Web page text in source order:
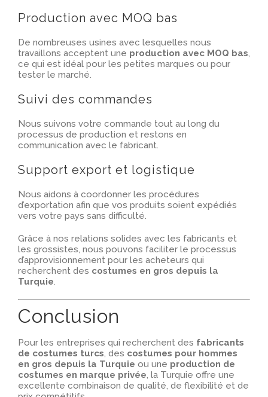
Production avec MOQ bas
De nombreuses usines avec lesquelles nous
travaillons acceptent une production avec MOQ bas,
ce qui est idéal pour les petites marques ou pour
tester le marché.
Suivi des commandes
Nous suivons votre commande tout au long du
processus de production et restons en
communication avec le fabricant.
Support export et logistique
Nous aidons à coordonner les procédures
d’exportation afin que vos produits soient expédiés
vers votre pays sans difficulté.
Grâce à nos relations solides avec les fabricants et
les grossistes, nous pouvons faciliter le processus
d’approvisionnement pour les acheteurs qui
recherchent des costumes en gros depuis la
Turquie.
Conclusion
Pour les entreprises qui recherchent des fabricants
de costumes turcs, des costumes pour hommes
en gros depuis la Turquie ou une production de
costumes en marque privée, la Turquie offre une
excellente combinaison de qualité, de flexibilité et de